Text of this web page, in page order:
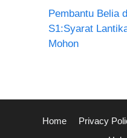
Pembantu Belia
S1:Syarat
Mohon
Home Privacy